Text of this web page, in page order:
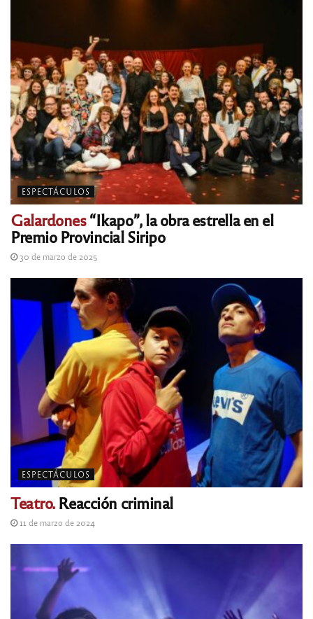
ESPECTÁCULOS
Galardones“Ikapo”, la obra estrella en el
Premio Provincial Siripo
30 de marzo de 2025
ESPECTÁCULOS
Teatro.Reacción criminal
11 de marzo de 2024